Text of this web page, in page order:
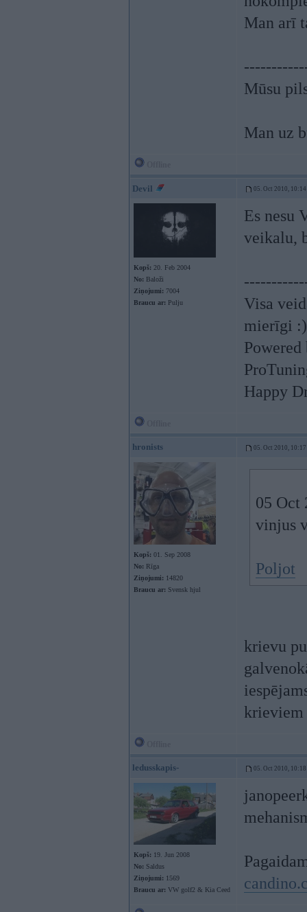
Man arī
Mūsu
Man uz
Devil 05. Oct 2010, 10:14
Kopš: 20. Feb 2004
No: Baloži
Ziņojumi: 7004
Braucu ar: Pulju
Es nesu
veikalu,
Visa
mierīgi
Powered
Happy
hronists 05. Oct 2010, 10:17
Kopš: 01. Sep 2008
No: Rīga
Ziņojumi: 14820
Braucu ar: Svensk hjul
05 Oct
vinjus
Poljot
krievu
krieviem
ledusskapis- 05. Oct 2010, 10:18
Kopš: 19. Jun 2008
No: Saldus
Ziņojumi: 1569
Braucu ar: VW golf2 & Kia Ceed